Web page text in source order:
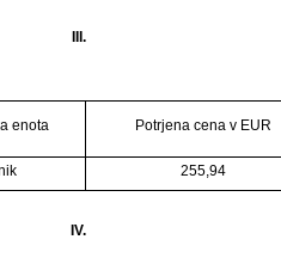
III.
enota Potrjena cena v EUR
255,94
IV.